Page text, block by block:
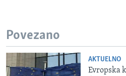
Jezici
Povezano
AKTUELNO
Evropska